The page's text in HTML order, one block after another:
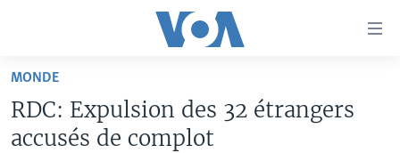
Retour
AFRIQUE
MONDE
RDC: Expulsion des 32 étrangers
accusés de complot